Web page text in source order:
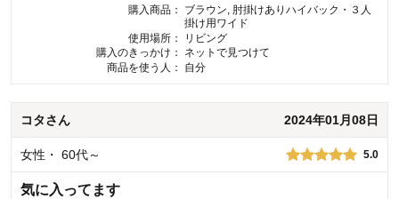
購入商品：
ブラウン, 肘掛けありハイバック・３人
掛け用ワイド
使用場所：
リビング
購入のきっかけ：
ネットで見つけて
商品を使う人：
自分
コタさん 2024年01月08日
女性 ・ 60代～ 5.0
気に入ってます